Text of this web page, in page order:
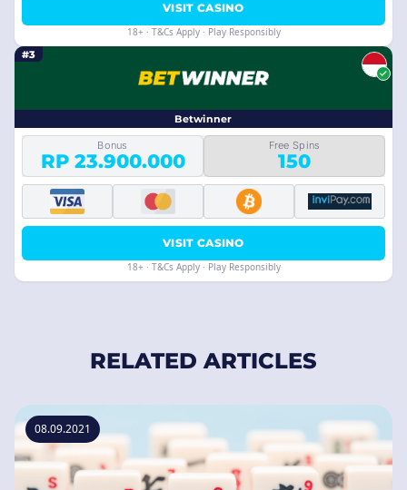
VISIT CASINO
18+ · T&Cs Apply · Play Responsibly
#3
Betwinner
Bonus
RP 23.900.000
Free Spins
150
VISIT CASINO
18+ · T&Cs Apply · Play Responsibly
RELATED ARTICLES
08.09.2021